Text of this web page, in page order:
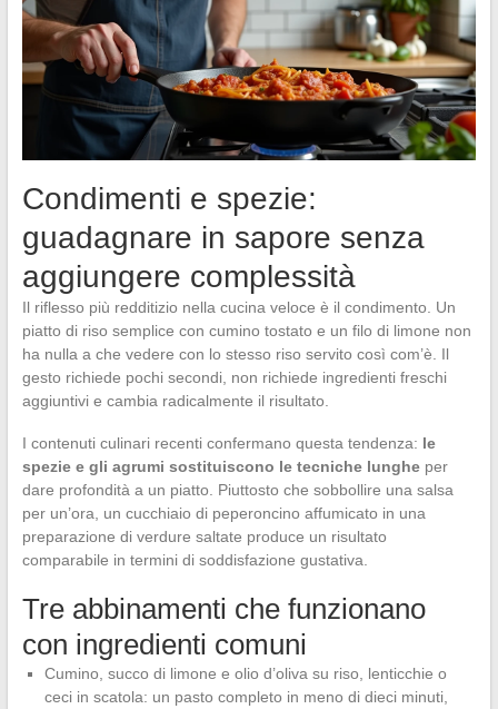
Condimenti e spezie:
guadagnare in sapore senza
aggiungere complessità
Il riflesso più redditizio nella cucina veloce è il condimento. Un
piatto di riso semplice con cumino tostato e un filo di limone non
ha nulla a che vedere con lo stesso riso servito così com’è. Il
gesto richiede pochi secondi, non richiede ingredienti freschi
aggiuntivi e cambia radicalmente il risultato.
I contenuti culinari recenti confermano questa tendenza: le
spezie e gli agrumi sostituiscono le tecniche lungheper
dare profondità a un piatto. Piuttosto che sobbollire una salsa
per un’ora, un cucchiaio di peperoncino affumicato in una
preparazione di verdure saltate produce un risultato
comparabile in termini di soddisfazione gustativa.
Tre abbinamenti che funzionano
con ingredienti comuni
Cumino, succo di limone e olio d’oliva su riso, lenticchie o
ceci in scatola: un pasto completo in meno di dieci minuti,